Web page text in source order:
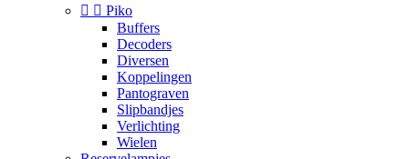
  Piko
Buffers
Decoders
Diversen
Koppelingen
Pantograven
Slipbandjes
Verlichting
Wielen